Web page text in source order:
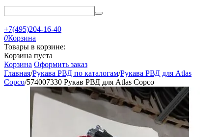
+7(495)204-16-40
0Корзина
Товары в корзине:
Корзина пуста
Корзина Оформить заказ
Главная/Рукава РВД по каталогам/Рукава РВД для Atlas
Copco/574007330 Рукав РВД для Atlas Copco